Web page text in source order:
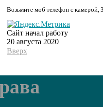
Возьмите моб телефон с камерой,
Сайт начал работу
20 августа 2020
Вверх